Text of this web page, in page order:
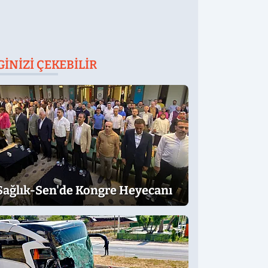
ÇEKEBILIR
Sen'de Kongre Heyecanı